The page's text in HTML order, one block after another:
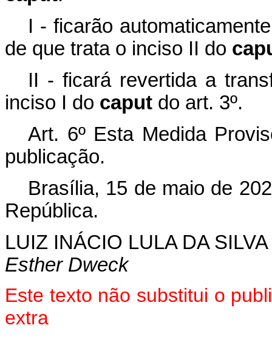
I - ficarão
de que trata o inciso II do
II - ficará revertida a
inciso I do caput do art. 3º.
Art. 6º Esta Medida
publicação.
Brasília, 15 de maio de
República.
LUIZ INÁCIO LULA DA SILVA
Esther Dweck
Este texto não substitui o
extra